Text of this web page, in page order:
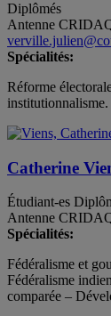
Diplômés
Antenne
Spécialités:
Réforme
institutionnalisme.
Catherine
Étudiant-es
Antenne
Spécialités:
Fédéralisme et
Fédéralisme
comparée –